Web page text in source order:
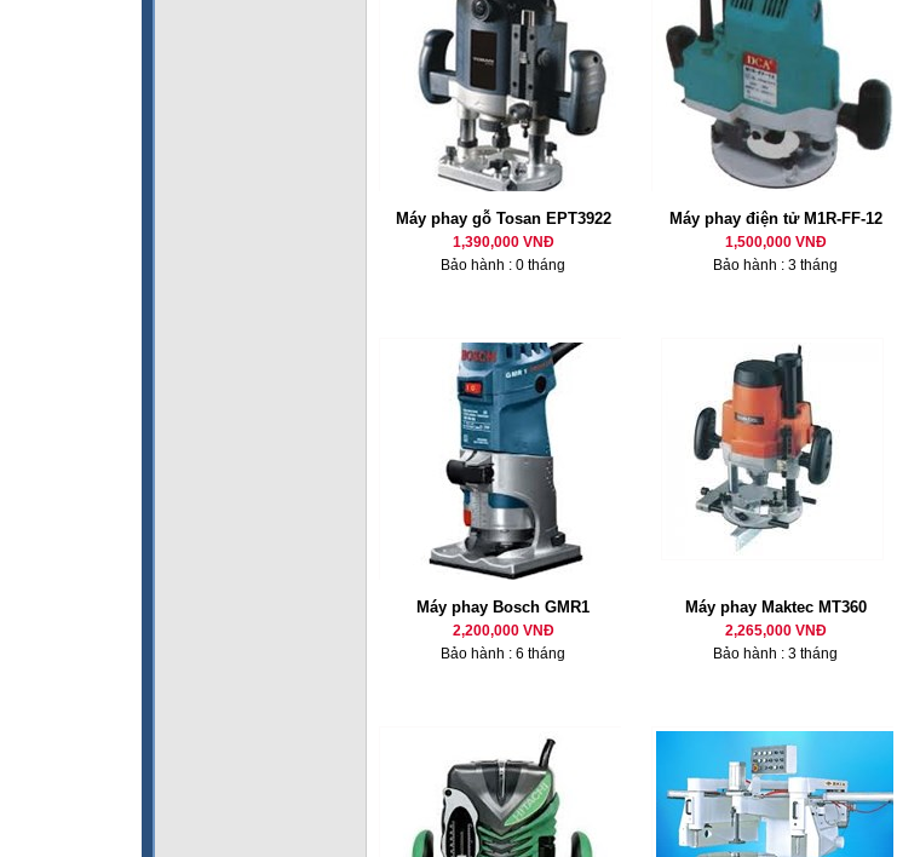
Máy phay gỗ Tosan EPT3922
1,390,000 VNĐ
Bảo hành : 0 tháng
Máy phay điện tử M1R-FF-12
1,500,000 VNĐ
Bảo hành : 3 tháng
Máy phay Bosch GMR1
2,200,000 VNĐ
Bảo hành : 6 tháng
Máy phay Maktec MT360
2,265,000 VNĐ
Bảo hành : 3 tháng